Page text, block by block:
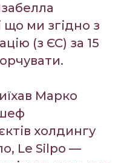
що ми згідно з
(з ЄС) за 15
Марко
холдингу
Le Silpo —